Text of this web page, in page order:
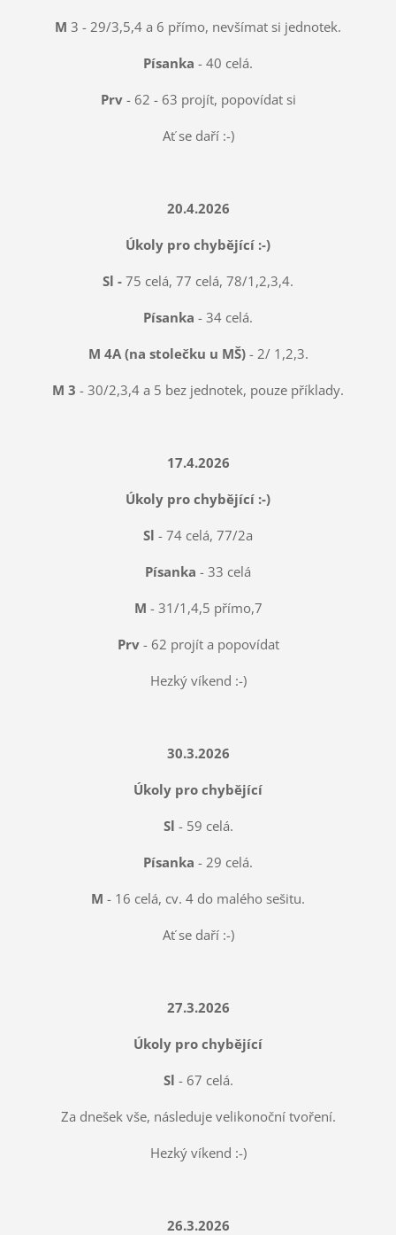
M 3 - 29/3,5,4 a 6 přímo, nevšímat si jednotek.
Písanka - 40 celá.
Prv - 62 - 63 projít, popovídat si
Ať se daří :-)
20.4.2026
Úkoly pro chybějící :-)
Sl - 75 celá, 77 celá, 78/1,2,3,4.
Písanka - 34 celá.
M 4A (na stolečku u MŠ)- 2/ 1,2,3.
M 3 - 30/2,3,4 a 5 bez jednotek, pouze příklady.
17.4.2026
Úkoly pro chybějící :-)
Sl - 74 celá, 77/2a
Písanka - 33 celá
M - 31/1,4,5 přímo,7
Prv- 62 projít a popovídat
Hezký víkend :-)
30.3.2026
Úkoly pro chybějící
Sl - 59 celá.
Písanka - 29 celá.
M - 16 celá, cv. 4 do malého sešitu.
Ať se daří :-)
27.3.2026
Úkoly pro chybějící
Sl - 67 celá.
Za dnešek vše, následuje velikonoční tvoření.
Hezký víkend :-)
26.3.2026